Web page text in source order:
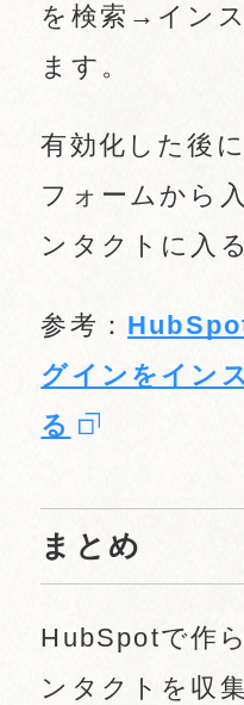
を検索→イン
ます。
有効化した後
フォームから
ンタクトに入
参考：
グインをイン
る
まとめ
HubSpotで作
ンタクトを収